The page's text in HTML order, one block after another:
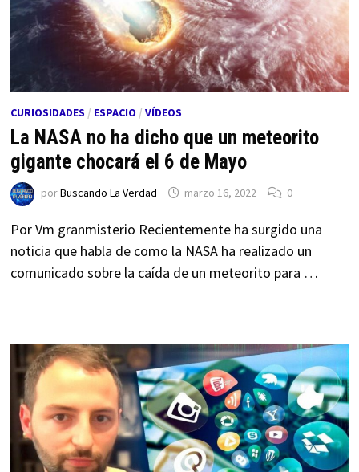
CURIOSIDADES / ESPACIO / VÍDEOS
La NASA no ha dicho que un meteorito
gigante chocará el 6 de Mayo
porBuscando La Verdad marzo 16, 2022 0
Por Vm granmisterio Recientemente ha surgido una
noticia que habla de como la NASA ha realizado un
comunicado sobre la caída de un meteorito para …